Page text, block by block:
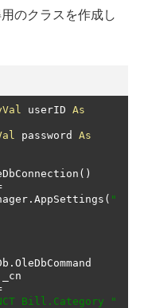
のクラスを作成し
userID As
password As
()
. AppSettings ( "
. OleDbCommand
_cn
Bill.Category "